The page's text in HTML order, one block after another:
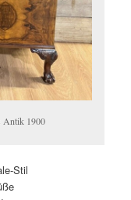
Antik 1900
Stil